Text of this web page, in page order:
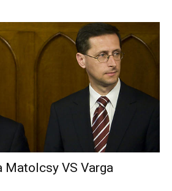
Matolcsy VS Varga